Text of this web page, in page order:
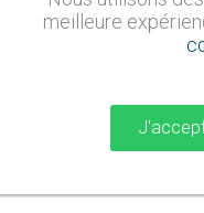
Dans tous les hôpitaux,
Plats cuisinés, mais aussi
conserves qui contiennent
meilleure